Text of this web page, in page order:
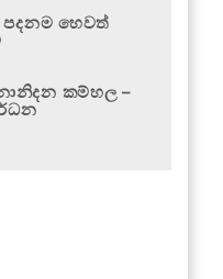
පදනම හෙවත්
කම්හල –